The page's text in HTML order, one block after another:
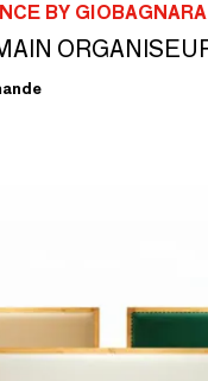
BY GIOBAGNARA